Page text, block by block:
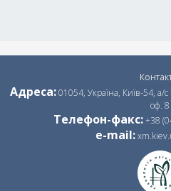
Адреса:01054, Україна, Київ-54, а/
оф. 8
Телефон-факс:+38
e-mail: